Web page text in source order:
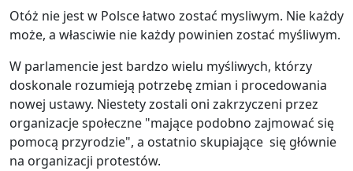
Otóż nie jest w Polsce łatwo zostać mysliwym. Nie każdy
może, a własciwie nie każdy powinien zostać myśliwym.
W parlamencie jest bardzo wielu myśliwych, którzy
doskonale rozumieją potrzebę zmian i procedowania
nowej ustawy. Niestety zostali oni zakrzyczeni przez
organizacje społeczne "mające podobno zajmować się
pomocą przyrodzie", a ostatnio skupiające się głównie
na organizacji protestów.